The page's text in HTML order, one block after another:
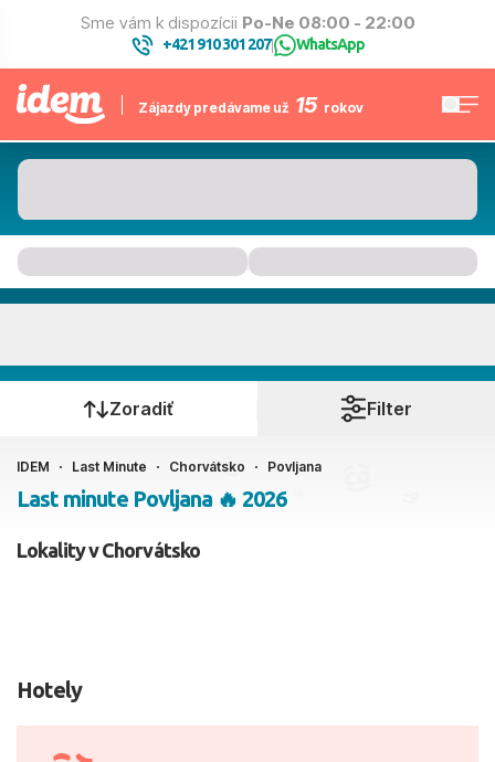
Sme vám k dispozícii Po-Ne 08:00 - 22:00
+421 910 301 207| WhatsApp
Zájazdy predávame už 15 rokov
Kedy cestujete?
Ako cestujete?
2 dospelí, 0 deti
Zoradiť Filter
IDEM Last Minute Chorvátsko Povljana
Last minute Povljana 🔥 2026
Lokality v Chorvátsko
Hotely